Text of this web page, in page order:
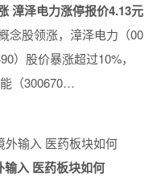
漳泽电力涨停报价4.13元
念股领涨，漳泽电力（00
）股价暴涨超过10%，
（300670…
入 医药板块如何